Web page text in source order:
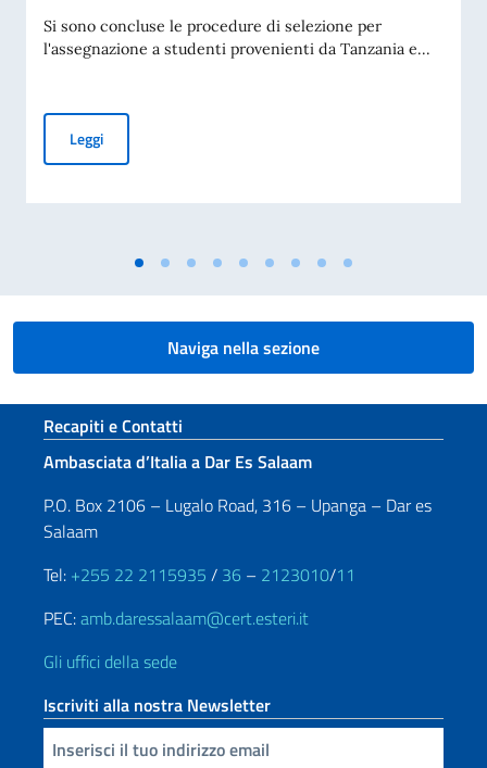
Si sono concluse le procedure di selezione per
l'assegnazione a studenti provenienti da Tanzania e...
LeggiPubblicazione graduatoria Borsa di studio offerte dal
Naviga nella sezione
Sezione footer
Recapiti e Contatti
Ambasciata d’Italia a Dar Es Salaam
P.O. Box 2106 – Lugalo Road, 316 – Upanga – Dar es
Salaam
Tel: +255 22 2115935 / 36 – 2123010/11
PEC:amb.daressalaam@cert.esteri.it
Gli uffici della sede
Iscriviti alla nostra Newsletter
Inserisci la tua email